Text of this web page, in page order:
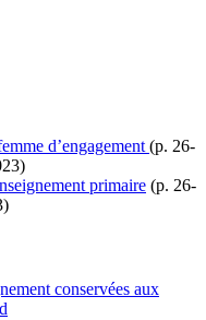
d’engagement (p. 26-
primaire (p. 26-
conservées aux